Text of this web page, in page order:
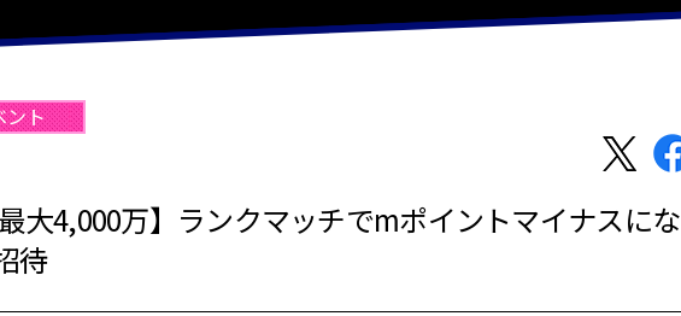
ント
大4,000万】ランクマッチでmポイントマイナスにな
待